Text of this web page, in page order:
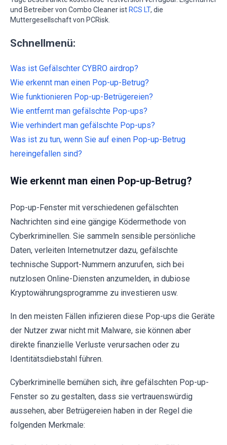
und Betreiber von Combo Cleaner ist RCS LT, die
Muttergesellschaft von PCRisk.
Schnellmenü:
Was ist Gefälschter CYBRO airdrop?
Wie erkennt man einen Pop-up-Betrug?
Wie funktionieren Pop-up-Betrügereien?
Wie entfernt man gefälschte Pop-ups?
Wie verhindert man gefälschte Pop-ups?
Was ist zu tun, wenn Sie auf einen Pop-up-Betrug
hereingefallen sind?
Wie erkennt man einen Pop-up-Betrug?
Pop-up-Fenster mit verschiedenen gefälschten
Nachrichten sind eine gängige Ködermethode von
Cyberkriminellen. Sie sammeln sensible persönliche
Daten, verleiten Internetnutzer dazu, gefälschte
technische Support-Nummern anzurufen, sich bei
nutzlosen Online-Diensten anzumelden, in dubiose
Kryptowährungsprogramme zu investieren usw.
In den meisten Fällen infizieren diese Pop-ups die Geräte
der Nutzer zwar nicht mit Malware, sie können aber
direkte finanzielle Verluste verursachen oder zu
Identitätsdiebstahl führen.
Cyberkriminelle bemühen sich, ihre gefälschten Pop-up-
Fenster so zu gestalten, dass sie vertrauenswürdig
aussehen, aber Betrügereien haben in der Regel die
folgenden Merkmale: